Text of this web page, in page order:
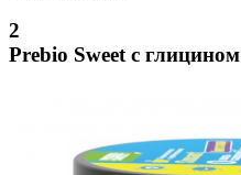
2
Prebio Sweet с глицином